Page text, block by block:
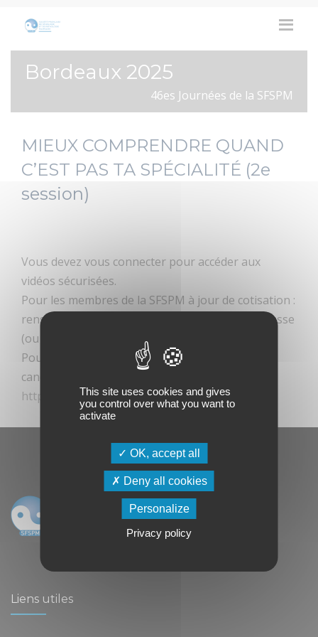
Bordeaux 2025
46es Journées de la SFSPM
MIEUX COMPRENDRE QUAND
C’EST PAS TA SPÉCIALITÉ (2e
session)
Vous devez vous connecter pour accéder aux
vidéos sécurisées.
Pour les membres de la SFSPM à jour de cotisation :
renseignez votre identifiant (email) et mot de passe
(ou utilisez “mot de passe oublié”)
Pour les non-membres, soumettez votre
candidature via
https://www.senologie.com/devenirmembre
Liens utiles
This site uses cookies and gives
you control over what you want to
activate
OK, accept all
Deny all cookies
Personalize
Privacy policy